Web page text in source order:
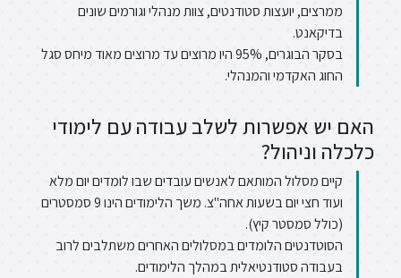
ממרצים, יועצות סטודנטים, צוות מנהלי וגורמים שונים
בדיקאנט.
בסקר הבוגרים, 95% היו מרוצים עד מרוצים מאוד מיחס סגל
החוג האקדמי והמנהלי.
האם יש אפשרות לשלב עבודה עם לימודי
כלכלה וניהול?
קיים מסלול המותאם לאנשים עובדים שבו לומדים יום מלא
ועוד חצי יום בשעות אחה"צ. משך הלימודים הינו 9 סמסטרים
(כולל סמסטר קיץ).
הסוטדנטים הלומדים במסלולים האחרים משתלבים לרוב
בעבודה סטודנטיאלית במהלך הלימודים.